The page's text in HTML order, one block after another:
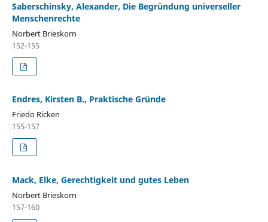
Saberschinsky, Alexander, Die Begründung universeller
Menschenrechte
Norbert Brieskorn
152-155
Endres, Kirsten B., Praktische Gründe
Friedo Ricken
155-157
Mack, Elke, Gerechtigkeit und gutes Leben
Norbert Brieskorn
157-160